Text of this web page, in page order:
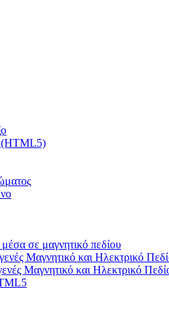
(HTML5)
σε μαγνητικό πεδίου
Μαγνητικό και Ηλεκτρικό
Μαγνητικό και Ηλεκτρικό